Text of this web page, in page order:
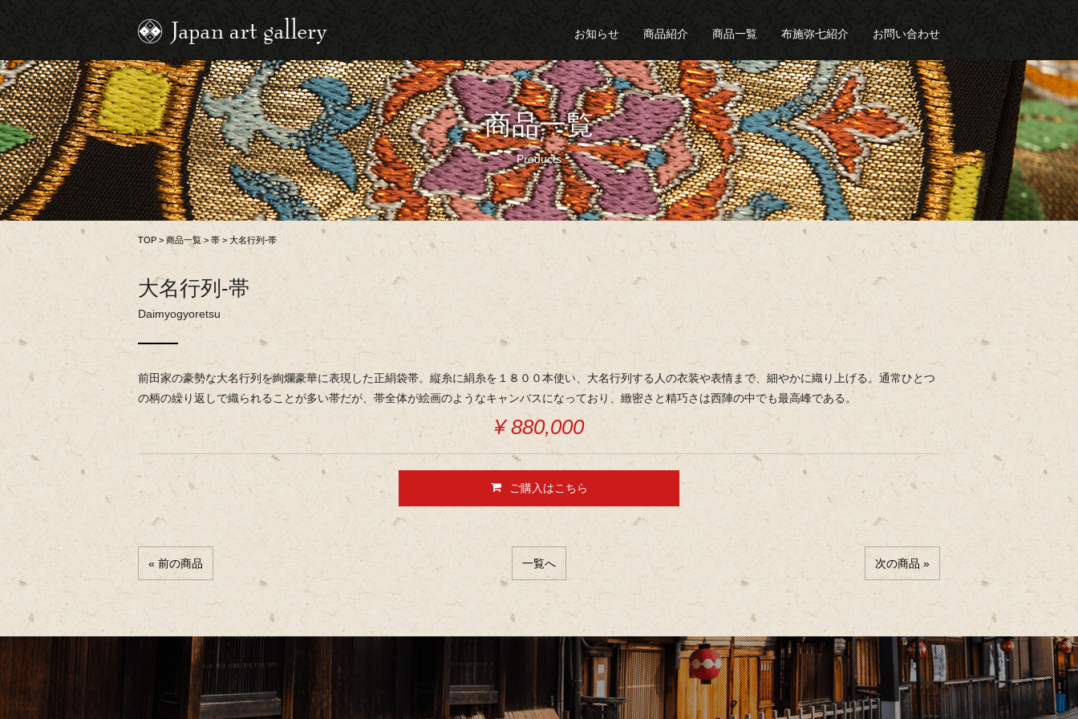
お知らせ 商品紹介 商品一覧 布施弥七紹介 お問い合わせ
商品一覧
Products
TOP > 商品一覧> 帯 > 大名行列-帯
大名行列-帯
Daimyogyoretsu
前田家の豪勢な大名行列を絢爛豪華に表現した正絹袋帯。縦糸に絹糸を１８００本使い、大名行列する人の衣装や表情まで、細やかに織り上げる。通常ひとつ
の柄の繰り返しで織られることが多い帯だが、帯全体が絵画のようなキャンバスになっており、緻密さと精巧さは西陣の中でも最高峰である。
¥ 880,000
ご購入はこちら
« 前の商品 一覧へ 次の商品 »